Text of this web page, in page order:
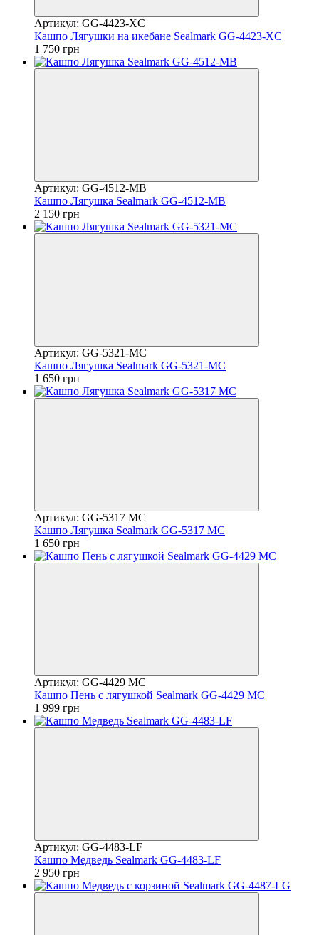
Артикул: GG-4423-XC
Кашпо Лягушки на икебане Sealmark GG-4423-XC
1 750 грн
Артикул: GG-4512-MB
Кашпо Лягушка Sealmark GG-4512-MB
2 150 грн
Артикул: GG-5321-MC
Кашпо Лягушка Sealmark GG-5321-MC
1 650 грн
Артикул: GG-5317 MC
Кашпо Лягушка Sealmark GG-5317 MC
1 650 грн
Артикул: GG-4429 MC
Кашпо Пень с лягушкой Sealmark GG-4429 MC
1 999 грн
Артикул: GG-4483-LF
Кашпо Медведь Sealmark GG-4483-LF
2 950 грн